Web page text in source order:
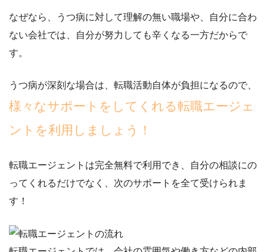
なぜなら、うつ病に対して理解の無い職場や、自分に合わ
ない会社では、
自分が努力しても辛くなる一方だからで
す。
うつ病が深刻な場合は、転職活動自体が負担になるので、
様々なサポートをしてくれる転職エージェ
ントを利用しましょう！
転職エージェントは完全無料で利用でき、自分の相談にの
ってくれるだけでなく、次のサポートを全て受けられま
す！